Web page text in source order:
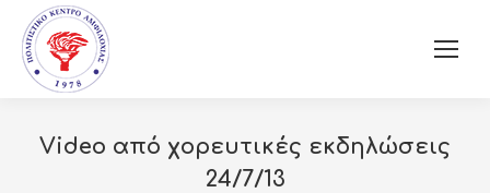
Video από χορευτικές εκδηλώσεις
24/7/13